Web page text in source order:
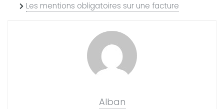
Les mentions obligatoires sur une facture
Alban